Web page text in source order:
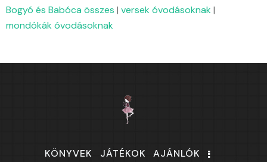
Bogyó és Babóca összes | versek óvodásoknak |
mondókák óvodásoknak
KÖNYVEK JÁTÉKOK AJÁNLÓK